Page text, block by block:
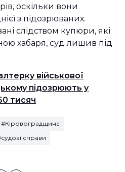
оскільки вони
з підозрюваних.
слідством купюри, які
хабаря, суд лишив під
військової
підозрюють у
тисяч
#Кіровоградщина
справи